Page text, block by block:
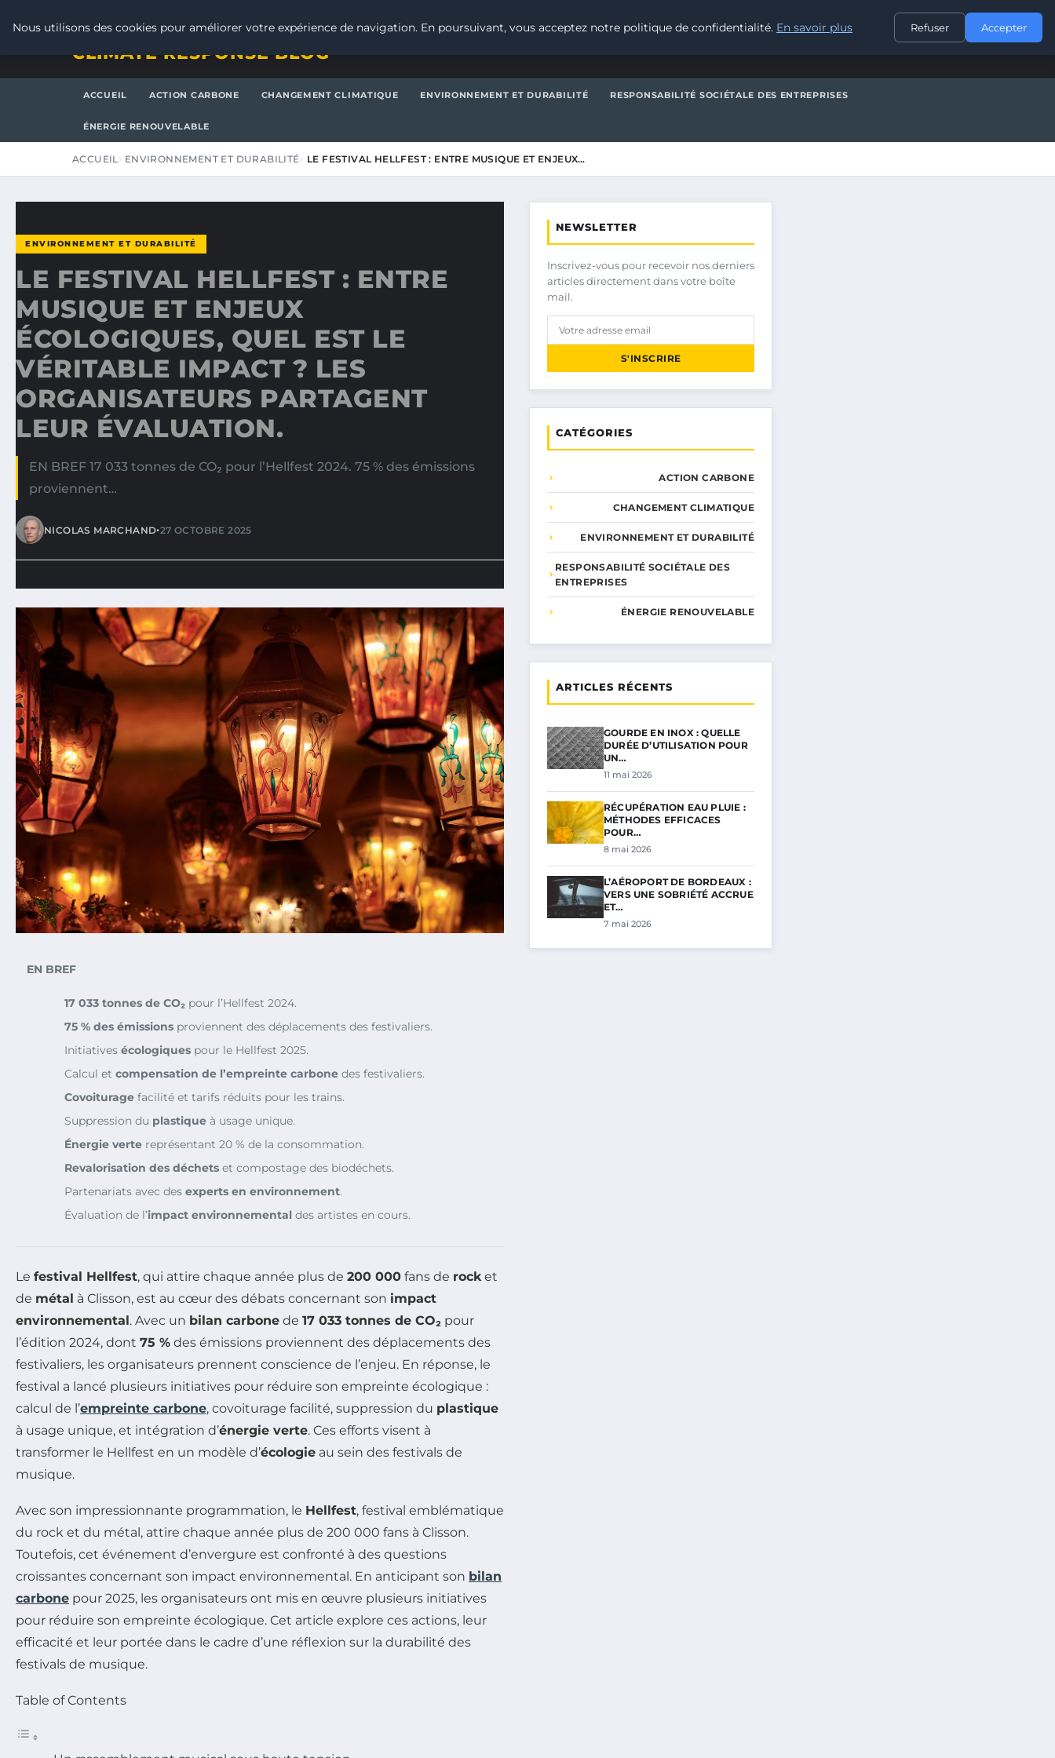
CONTACT
CLIMATE RESPONSE BLOG
ACCUEIL ACTION CARBONE CHANGEMENT CLIMATIQUE ENVIRONNEMENT ET DURABILITÉ RESPONSABILITÉ SOCIÉTALE DES ENTREPRISES
ÉNERGIE RENOUVELABLE
ACCUEIL ENVIRONNEMENT ET DURABILITÉ LE FESTIVAL HELLFEST : ENTRE MUSIQUE ET ENJEUX…
ENVIRONNEMENT ET DURABILITÉ
LE FESTIVAL HELLFEST : ENTRE
MUSIQUE ET ENJEUX
ÉCOLOGIQUES, QUEL EST LE
VÉRITABLE IMPACT ? LES
ORGANISATEURS PARTAGENT
LEUR ÉVALUATION.
EN BREF 17 033 tonnes de CO₂ pour l’Hellfest 2024. 75 % des émissions
proviennent…
NICOLAS MARCHAND•27 OCTOBRE 2025
EN BREF
17 033 tonnes de CO₂ pour l’Hellfest 2024.
75 % des émissions proviennent des déplacements des festivaliers.
Initiatives écologiques pour le Hellfest 2025.
Calcul et compensation de l’empreinte carbone des festivaliers.
Covoiturage facilité et tarifs réduits pour les trains.
Suppression du plastique à usage unique.
Énergie verte représentant 20 % de la consommation.
Revalorisation des déchets et compostage des biodéchets.
Partenariats avec des experts en environnement.
Évaluation de l’impact environnemental des artistes en cours.
Le festival Hellfest, qui attire chaque année plus de 200 000 fans de rock et
de métal à Clisson, est au cœur des débats concernant son impact
environnemental. Avec un bilan carbone de 17 033 tonnes de CO₂ pour
l’édition 2024, dont 75 % des émissions proviennent des déplacements des
festivaliers, les organisateurs prennent conscience de l’enjeu. En réponse, le
festival a lancé plusieurs initiatives pour réduire son empreinte écologique :
calcul de l’empreinte carbone, covoiturage facilité, suppression du plastique
à usage unique, et intégration d’énergie verte. Ces efforts visent à
transformer le Hellfest en un modèle d’écologie au sein des festivals de
musique.
Avec son impressionnante programmation, le Hellfest, festival emblématique
du rock et du métal, attire chaque année plus de 200 000 fans à Clisson.
Toutefois, cet événement d’envergure est confronté à des questions
croissantes concernant son impact environnemental. En anticipant son bilan
carbone pour 2025, les organisateurs ont mis en œuvre plusieurs initiatives
pour réduire son empreinte écologique. Cet article explore ces actions, leur
efficacité et leur portée dans le cadre d’une réflexion sur la durabilité des
festivals de musique.
Table of Contents
NEWSLETTER
Inscrivez-vous pour recevoir nos derniers
articles directement dans votre boîte
mail.
S'INSCRIRE
CATÉGORIES
ACTION CARBONE
CHANGEMENT CLIMATIQUE
ENVIRONNEMENT ET DURABILITÉ
RESPONSABILITÉ SOCIÉTALE DES
ENTREPRISES
ÉNERGIE RENOUVELABLE
ARTICLES RÉCENTS
GOURDE EN INOX : QUELLE
DURÉE D’UTILISATION POUR
UN…
11 mai 2026
RÉCUPÉRATION EAU PLUIE :
MÉTHODES EFFICACES
POUR…
8 mai 2026
L’AÉROPORT DE BORDEAUX :
VERS UNE SOBRIÉTÉ ACCRUE
ET…
7 mai 2026
Nous utilisons des cookies pour améliorer votre expérience de navigation. En poursuivant, vous acceptez notre politique de confidentialité. En savoir plus Refuser Accepter